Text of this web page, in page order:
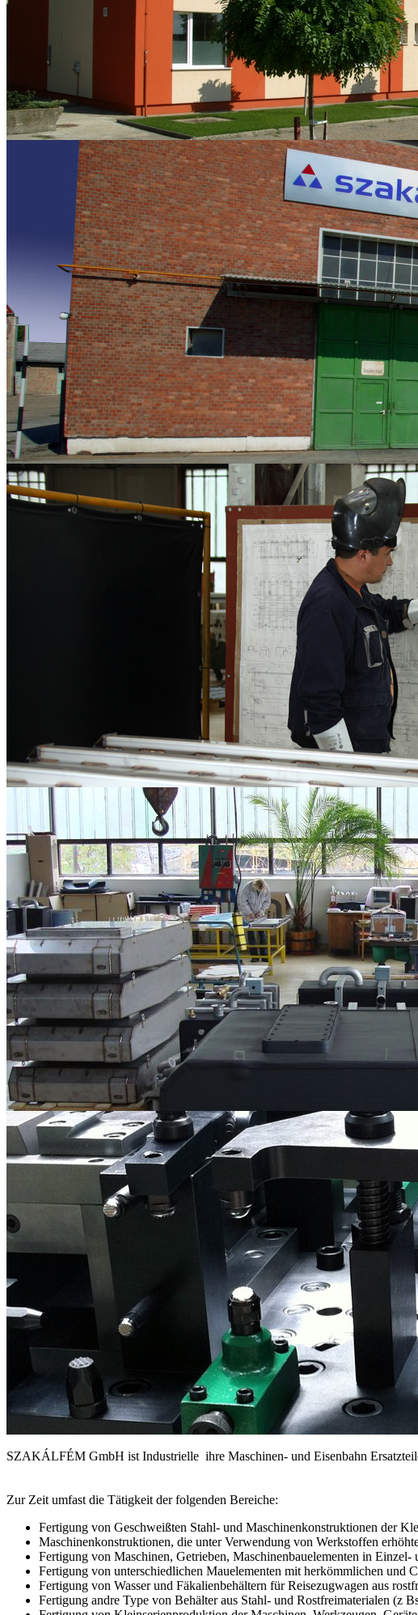
SZAKÁLFÉM GmbH ist Industrielle ihre Maschinen- und Eisenbahn
Zur Zeit umfast die Tätigkeit der folgenden Bereiche:
Fertigung von Geschweißten Stahl- und Maschinenkonstruktionen der
Maschinenkonstruktionen, die unter Verwendung von Werkstoffen
Fertigung von Maschinen, Getrieben, Maschinenbauelementen in
Fertigung von unterschiedlichen Mauelementen mit herkömmlichen und
Fertigung von Wasser und Fäkalienbehältern für Reisezugwagen aus
Fertigung andre Type von Behälter aus Stahl- und Rostfreimaterialen (z